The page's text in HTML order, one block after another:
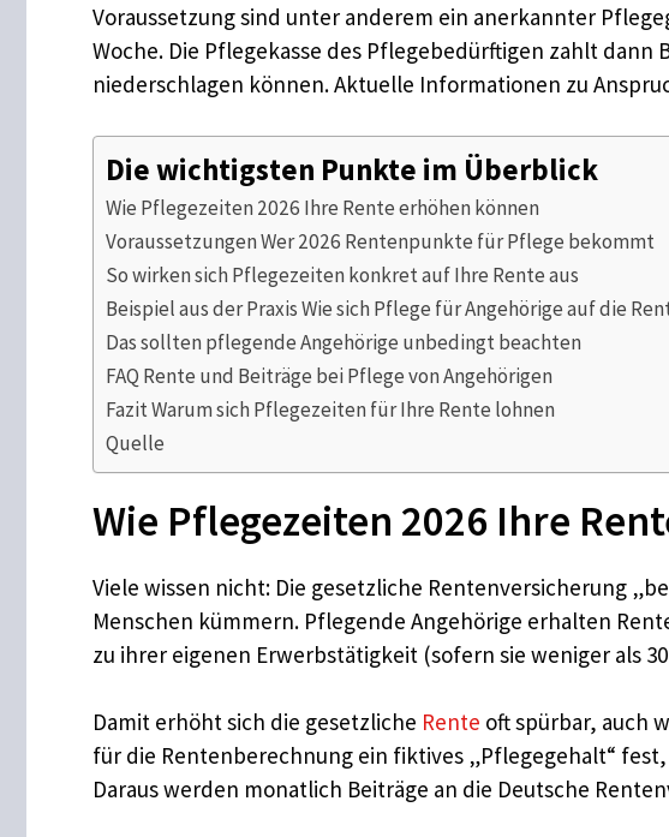
Voraussetzung sind unter anderem ein anerkannter
Woche. Die Pflegekasse des Pflegebedürftigen zahlt
niederschlagen können. Aktuelle Informationen zu
Die wichtigsten Punkte im Überblick
Wie Pflegezeiten 2026 Ihre Rente erhöhen können
Voraussetzungen Wer 2026 Rentenpunkte für Pflege bekommt
So wirken sich Pflegezeiten konkret auf Ihre Rente aus
Beispiel aus der Praxis Wie sich Pflege für Angehörige auf die
Das sollten pflegende Angehörige unbedingt beachten
FAQ Rente und Beiträge bei Pflege von Angehörigen
Fazit Warum sich Pflegezeiten für Ihre Rente lohnen
Quelle
Wie Pflegezeiten 2026 Ihre
Viele wissen nicht: Die gesetzliche Rentenversicherung
Menschen kümmern. Pflegende Angehörige erhalten
zu ihrer eigenen Erwerbstätigkeit (sofern sie weniger als
Damit erhöht sich die gesetzliche Rente oft spürbar, auch
für die Rentenberechnung ein fiktives „Pflegegehalt“
Daraus werden monatlich Beiträge an die Deutsche